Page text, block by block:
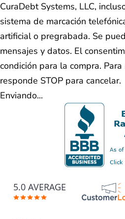
CuraDebt Systems, LLC,
sistema de marcación
artificial o pregrabada. Se
mensajes y datos. El
condición para la compra.
responde STOP para cancelar.
Enviando...
5.0 AVERAGE